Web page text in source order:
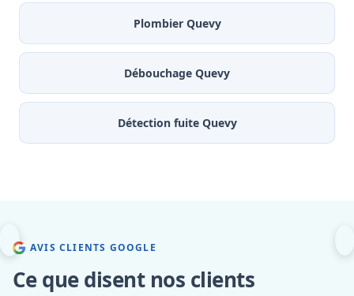
Plombier Quevy
Débouchage Quevy
Détection fuite Quevy
AVIS CLIENTS GOOGLE
Ce que disent nos clients